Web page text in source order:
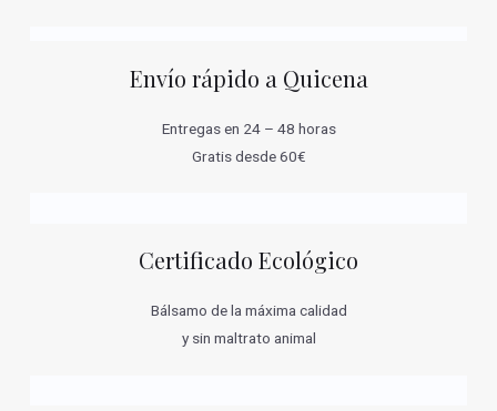
Envío rápido a Quicena
Entregas en 24 – 48 horas
Gratis desde 60€
Certificado Ecológico
Bálsamo de la máxima calidad
y sin maltrato animal